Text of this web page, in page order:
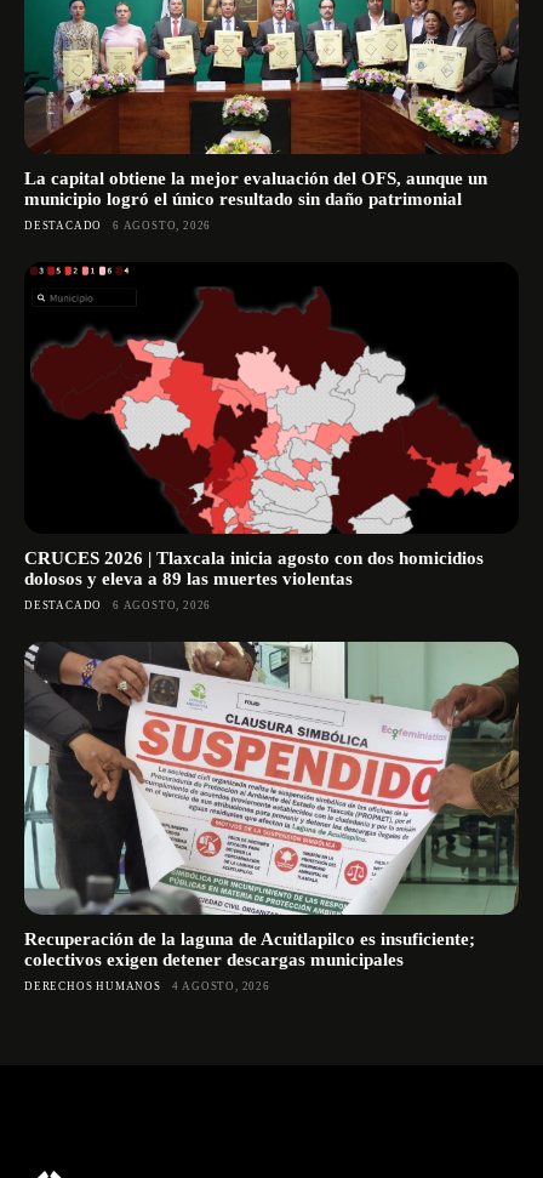
La capital obtiene la mejor evaluación del OFS, aunque un
municipio logró el único resultado sin daño patrimonial
DESTACADO 6 AGOSTO, 2026
CRUCES 2026 | Tlaxcala inicia agosto con dos homicidios
dolosos y eleva a 89 las muertes violentas
DESTACADO 6 AGOSTO, 2026
Recuperación de la laguna de Acuitlapilco es insuficiente;
colectivos exigen detener descargas municipales
DERECHOS HUMANOS 4 AGOSTO, 2026